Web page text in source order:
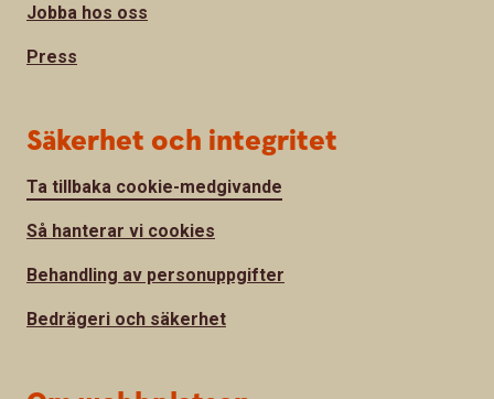
Jobba hos oss
Press
Säkerhet och integritet
Ta tillbaka cookie-medgivande
Så hanterar vi cookies
Behandling av personuppgifter
Bedrägeri och säkerhet